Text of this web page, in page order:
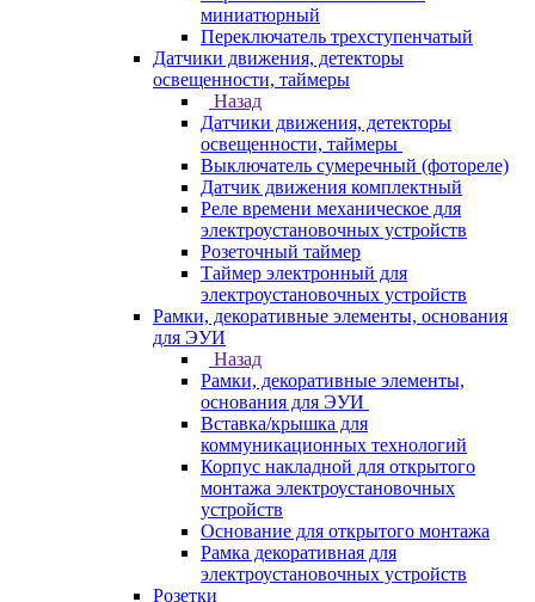
миниатюрный
Переключатель трехступенчатый
Датчики движения, детекторы
освещенности, таймеры
Назад
Датчики движения, детекторы
освещенности, таймеры
Выключатель сумеречный (фотореле)
Датчик движения комплектный
Реле времени механическое для
электроустановочных устройств
Розеточный таймер
Таймер электронный для
электроустановочных устройств
Рамки, декоративные элементы, основания
для ЭУИ
Назад
Рамки, декоративные элементы,
основания для ЭУИ
Вставка/крышка для
коммуникационных технологий
Корпус накладной для открытого
монтажа электроустановочных
устройств
Основание для открытого монтажа
Рамка декоративная для
электроустановочных устройств
Розетки